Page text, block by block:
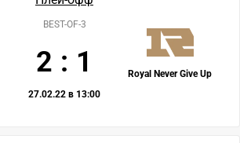
Royal Never Give Up
BEST-OF-3
2 : 1
27.02.22 в 13:00